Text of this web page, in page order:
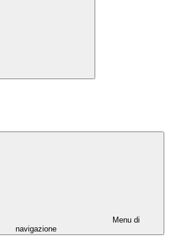
Menu di
navigazione